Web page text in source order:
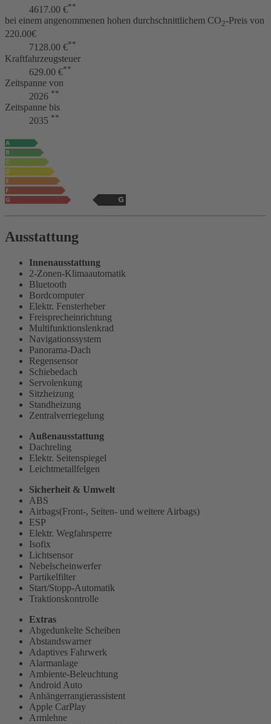
4617.00 €**
bei einem angenommenen hohen durchschnittlichem CO2-Preis von
220.00€
7128.00 €**
Kraftfahrzeugsteuer
629.00 €**
Zeitspanne von
2026 **
Zeitspanne bis
2035 **
Ausstattung
Innenausstattung
2-Zonen-Klimaautomatik
Bluetooth
Bordcomputer
Elektr. Fensterheber
Freisprecheinrichtung
Multifunktionslenkrad
Navigationssystem
Panorama-Dach
Regensensor
Schiebedach
Servolenkung
Sitzheizung
Standheizung
Zentralverriegelung
Außenausstattung
Dachreling
Elektr. Seitenspiegel
Leichtmetallfelgen
Sicherheit & Umwelt
ABS
Airbags(Front-, Seiten- und weitere Airbags)
ESP
Elektr. Wegfahrsperre
Isofix
Lichtsensor
Nebelscheinwerfer
Partikelfilter
Start/Stopp-Automatik
Traktionskontrolle
Extras
Abgedunkelte Scheiben
Abstandswarner
Adaptives Fahrwerk
Alarmanlage
Ambiente-Beleuchtung
Android Auto
Anhängerrangierassistent
Apple CarPlay
Armlehne